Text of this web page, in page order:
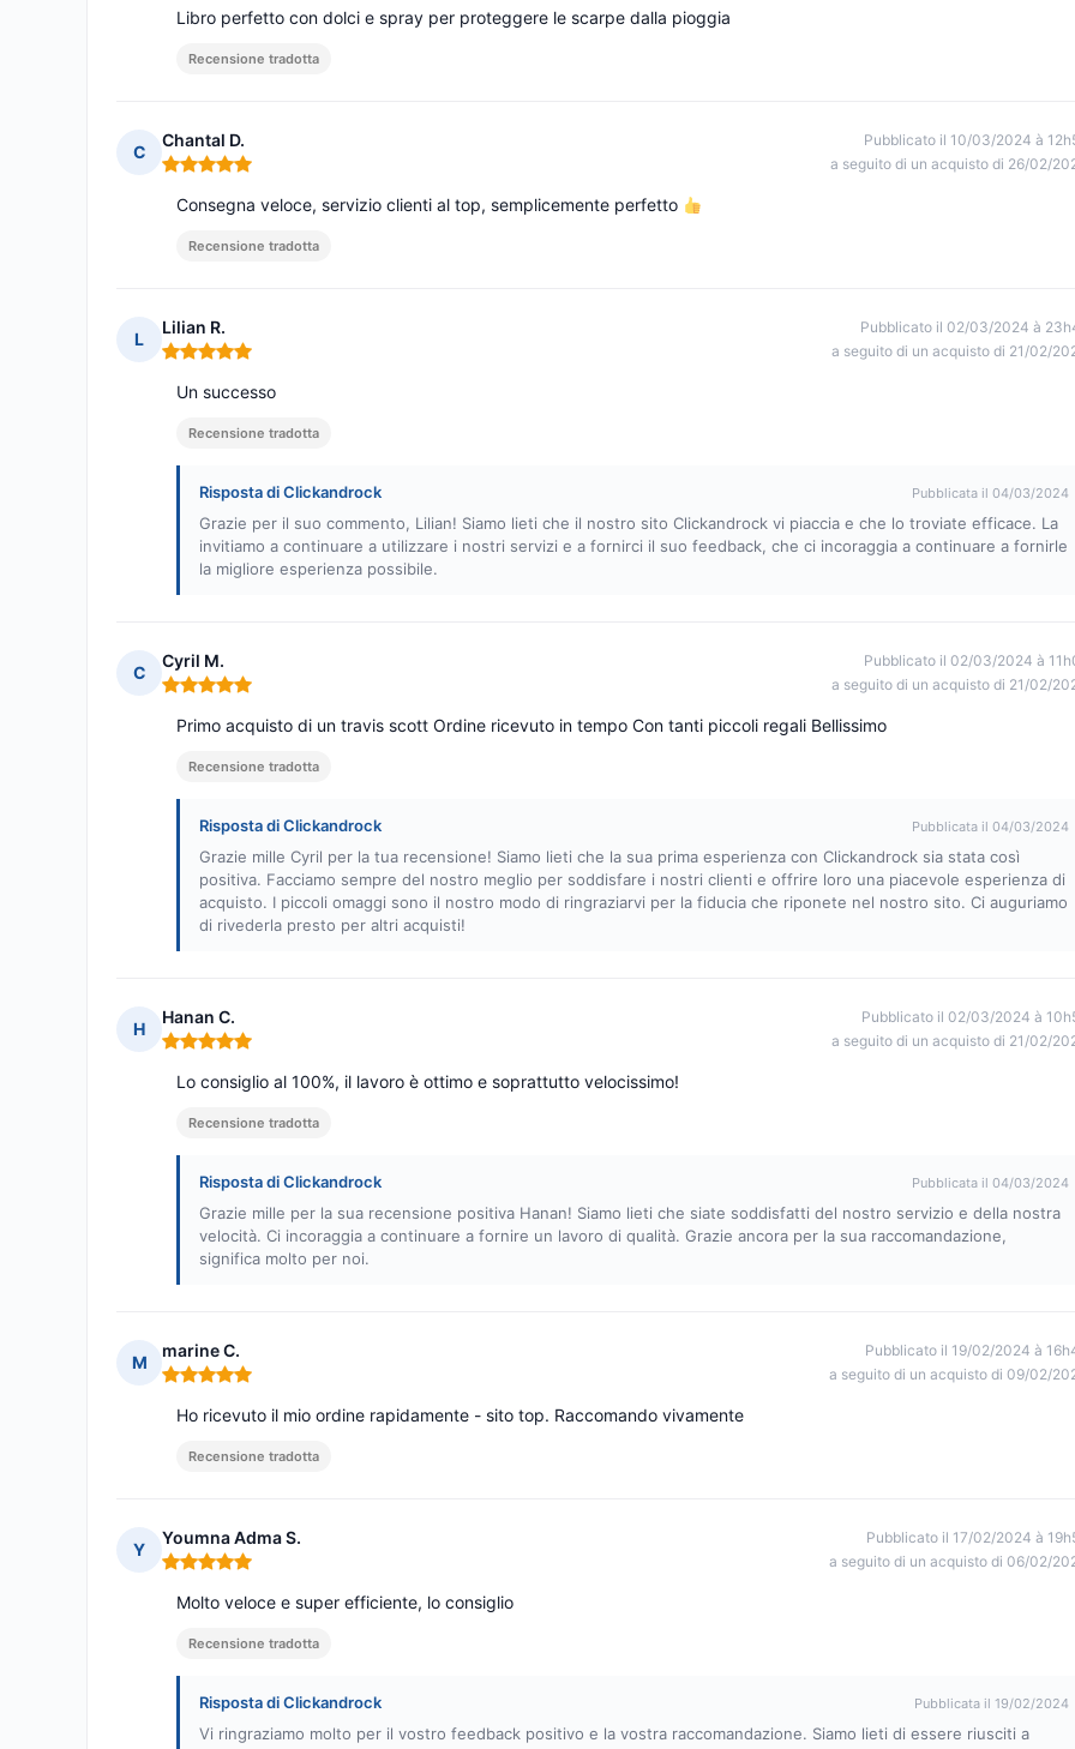
Libro perfetto con dolci e spray per proteggere le scarpe dalla pioggia
Recensione tradotta
C
Chantal D.
Nota: 5 su 5
Pubblicato il 10/03/2024 à
a seguito di un acquisto di 26/02/
Consegna veloce, servizio clienti al top, semplicemente perfetto
Recensione tradotta
L
Lilian R.
Nota: 5 su 5
Pubblicato il 02/03/2024 à
a seguito di un acquisto di 21/02/
Un successo
Recensione tradotta
Risposta di Clickandrock Pubblicata il 04/03/2024
Grazie per il suo commento, Lilian! Siamo lieti che il nostro sito Clickandrock vi piaccia e che lo troviate efficace. La
invitiamo a continuare a utilizzare i nostri servizi e a fornirci il suo feedback, che ci incoraggia a continuare a fornirle
la migliore esperienza possibile.
C
Cyril M.
Nota: 5 su 5
Pubblicato il 02/03/2024 à
a seguito di un acquisto di 21/02/
Primo acquisto di un travis scott Ordine ricevuto in tempo Con tanti piccoli regali Bellissimo
Recensione tradotta
Risposta di Clickandrock Pubblicata il 04/03/2024
Grazie mille Cyril per la tua recensione! Siamo lieti che la sua prima esperienza con Clickandrock sia stata così
positiva. Facciamo sempre del nostro meglio per soddisfare i nostri clienti e offrire loro una piacevole esperienza di
acquisto. I piccoli omaggi sono il nostro modo di ringraziarvi per la fiducia che riponete nel nostro sito. Ci auguriamo
di rivederla presto per altri acquisti!
H
Hanan C.
Nota: 5 su 5
Pubblicato il 02/03/2024 à
a seguito di un acquisto di 21/02/
Lo consiglio al 100%, il lavoro è ottimo e soprattutto velocissimo!
Recensione tradotta
Risposta di Clickandrock Pubblicata il 04/03/2024
Grazie mille per la sua recensione positiva Hanan! Siamo lieti che siate soddisfatti del nostro servizio e della nostra
velocità. Ci incoraggia a continuare a fornire un lavoro di qualità. Grazie ancora per la sua raccomandazione,
significa molto per noi.
M
marine C.
Nota: 5 su 5
Pubblicato il 19/02/2024 à
a seguito di un acquisto di 09/02/
Ho ricevuto il mio ordine rapidamente - sito top. Raccomando vivamente
Recensione tradotta
Y
Youmna Adma S.
Nota: 5 su 5
Pubblicato il 17/02/2024 à
a seguito di un acquisto di 06/02/
Molto veloce e super efficiente, lo consiglio
Recensione tradotta
Risposta di Clickandrock Pubblicata il 19/02/2024
Vi ringraziamo molto per il vostro feedback positivo e la vostra raccomandazione. Siamo lieti di essere riusciti a